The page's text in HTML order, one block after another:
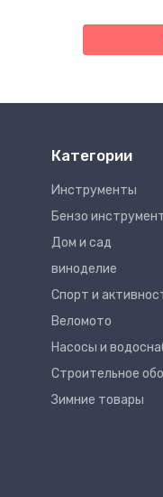
Категории
Инструменты
Бензо
Дом и сад
виноделие
Спорт и
Веломото
Насосы и
Строительное
Зимние товары